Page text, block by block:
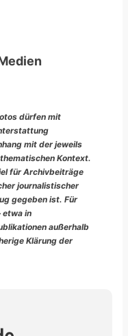
dürfen mit
mit der jeweils
Kontext.
für Archivbeiträge
journalistischer
gegeben ist. Für
etwa in
außerhalb
Klärung der